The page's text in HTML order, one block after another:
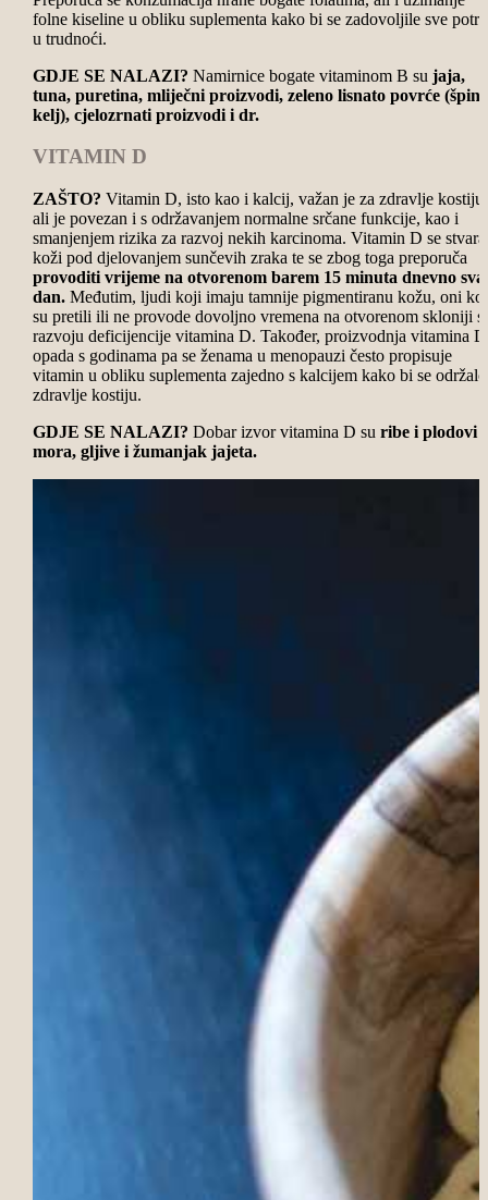
folne kiseline u obliku suplementa kako bi se zadovoljile sve
u trudnoći.
GDJE SE NALAZI? Namirnice bogate vitaminom B su jaja,
tuna, puretina, mliječni proizvodi, zeleno lisnato povrće
kelj), cjelozrnati proizvodi i dr.
VITAMIN D
ZAŠTO? Vitamin D, isto kao i kalcij, važan je za zdravlje kostiju,
ali je povezan i s održavanjem normalne srčane funkcije, kao i
smanjenjem rizika za razvoj nekih karcinoma. Vitamin D se
koži pod djelovanjem sunčevih zraka te se zbog toga preporuča
provoditi vrijeme na otvorenom barem 15 minuta dnevno
dan.Međutim, ljudi koji imaju tamnije pigmentiranu kožu, oni
su pretili ili ne provode dovoljno vremena na otvorenom skloniji
razvoju deficijencije vitamina D. Također, proizvodnja vitamina D
opada s godinama pa se ženama u menopauzi često propisuje
vitamin u obliku suplementa zajedno s kalcijem kako bi se održalo
zdravlje kostiju.
GDJE SE NALAZI? Dobar izvor vitamina D su ribe i plodovi
mora, gljive i žumanjak jajeta.